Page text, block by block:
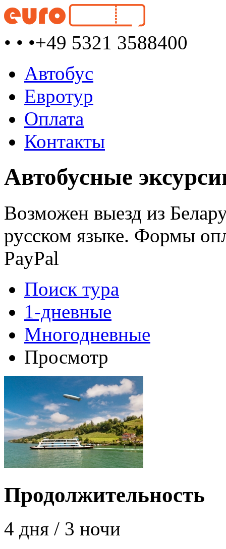
• • •+49 5321 3588400
Автобус
Евротур
Оплата
Контакты
Автобусные
Возможен выезд из
русском языке. Формы
PayPal
Поиск тура
1-дневные
Многодневные
Просмотр
Продолжительность
4 дня / 3 ночи